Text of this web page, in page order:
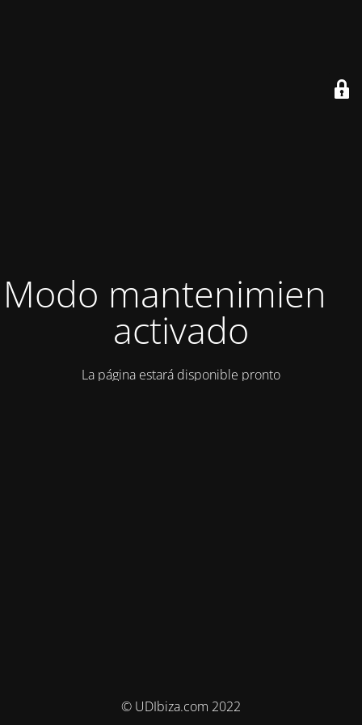
Modo mantenimiento
activado
La página estará disponible pronto
© UDIbiza.com 2022